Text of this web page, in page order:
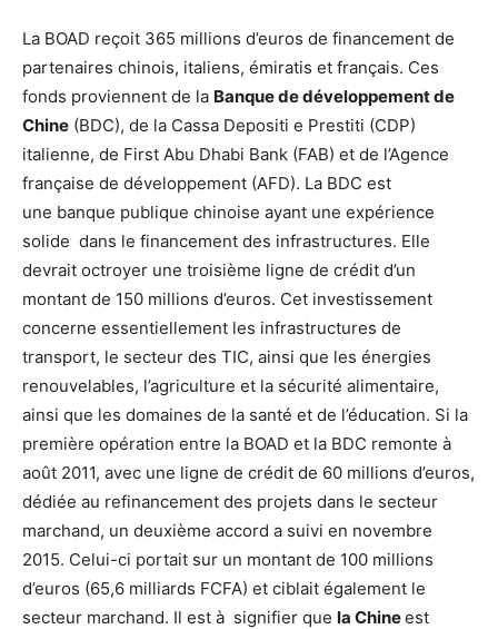
La BOAD reçoit 365 millions d’euros de financement de
partenaires chinois, italiens, émiratis et français. Ces
fonds proviennent de la Banque de développement de
Chine (BDC), de la Cassa Depositi e Prestiti (CDP)
italienne, de First Abu Dhabi Bank (FAB) et de l’Agence
française de développement (AFD). La BDC est
une banque publique chinoise ayant une expérience
solide dans le financement des infrastructures. Elle
devrait octroyer une troisième ligne de crédit d’un
montant de 150 millions d’euros. Cet investissement
concerne essentiellement les infrastructures de
transport, le secteur des TIC, ainsi que les énergies
renouvelables, l’agriculture et la sécurité alimentaire,
ainsi que les domaines de la santé et de l’éducation. Si la
première opération entre la BOAD et la BDC remonte à
août 2011, avec une ligne de crédit de 60 millions d’euros,
dédiée au refinancement des projets dans le secteur
marchand, un deuxième accord a suivi en novembre
2015. Celui-ci portait sur un montant de 100 millions
d’euros (65,6 milliards FCFA) et ciblait également le
secteur marchand. Il est à signifier que la Chineest